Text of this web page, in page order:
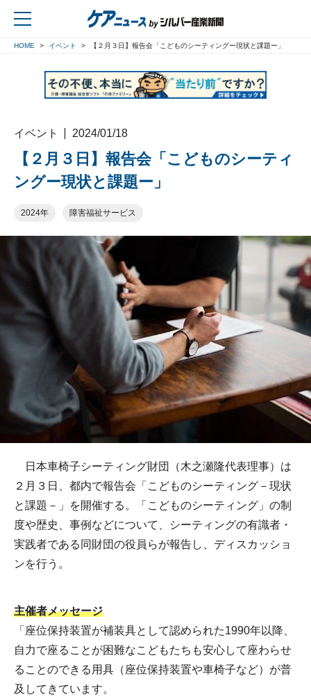
HOME イベント 【２月３日】報告会「こどものシーティングー現状と課題ー」
イベント 2024/01/18
【２月３日】報告会「こどものシーティ
ングー現状と課題ー」
2024年 障害福祉サービス
日本車椅子シーティング財団（木之瀬隆代表理事）は
２月３日、都内で報告会「こどものシーティング－現状
と課題－」を開催する。「こどものシーティング」の制
度や歴史、事例などについて、シーティングの有識者・
実践者である同財団の役員らが報告し、ディスカッショ
ンを行う。
主催者メッセージ
「座位保持装置が補装具として認められた1990年以降、
自力で座ることが困難なこどもたちも安心して座わらせ
ることのできる用具（座位保持装置や車椅子など）が普
及してきています。